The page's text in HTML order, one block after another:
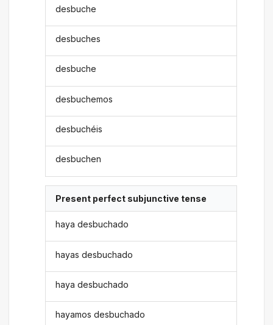
desbuche
desbuches
desbuche
desbuchemos
desbuchéis
desbuchen
Present perfect subjunctive tense
haya desbuchado
hayas desbuchado
haya desbuchado
hayamos desbuchado